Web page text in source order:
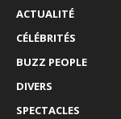
ACTUALITÉ
CÉLÉBRITÉS
BUZZ PEOPLE
DIVERS
SPECTACLES